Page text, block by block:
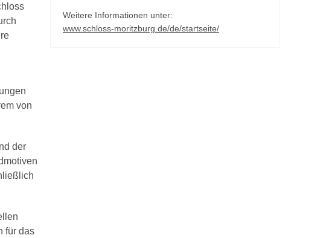
von
der
für das
Weitere Informationen unter:
www.schloss-moritzburg.de/de/startseite/